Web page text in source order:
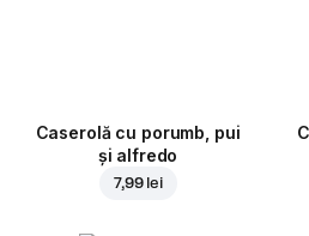
Caserolă cu porumb, pui
și alfredo
7,99 lei